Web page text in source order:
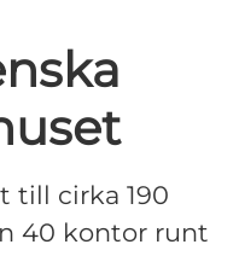
till cirka 190
40 kontor runt